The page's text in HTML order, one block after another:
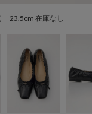
23.5cm 在庫なし